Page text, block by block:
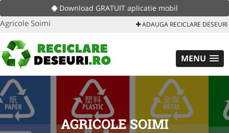
Download GRATUIT aplicatie mobil
Agricole Soimi ADAUGA RECICLARE DESEURI
MENU
AGRICOLE SOIMI